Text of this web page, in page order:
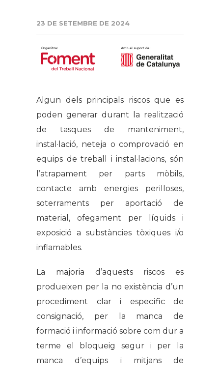
23 DE SETEMBRE DE 2024
Algun dels principals riscos que es
poden generar durant la realització
de tasques de manteniment,
instal·lació, neteja o comprovació en
equips de treball i instal·lacions, són
l’atrapament per parts mòbils,
contacte amb energies perilloses,
soterraments per aportació de
material, ofegament per líquids i
exposició a substàncies tòxiques i/o
inflamables.
La majoria d’aquests riscos es
produeixen per la no existència d’un
procediment clar i específic de
consignació, per la manca de
formació i informació sobre com dur a
terme el bloqueig segur i per la
manca d’equips i mitjans de